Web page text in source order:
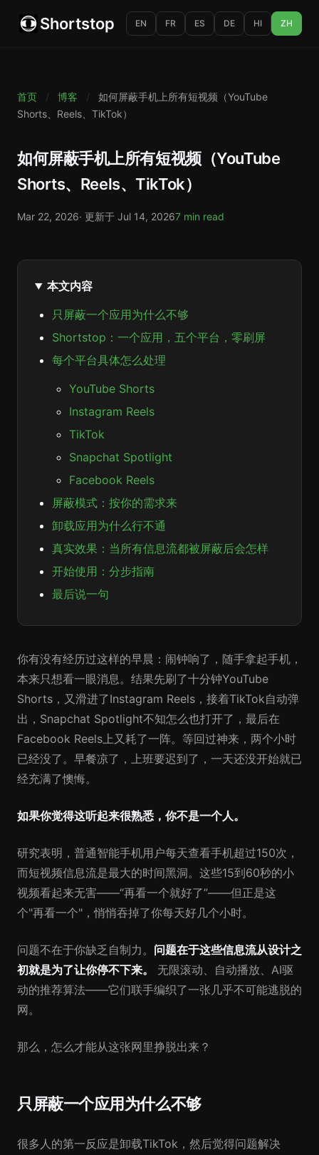
Shortstop EN FR ES DE HI ZH
首页 / 博客 /
如何屏蔽手机上所有短视频（YouTube
Shorts、Reels、TikTok）
如何屏蔽手机上所有短视频（YouTube
Shorts、Reels、TikTok）
Mar 22, 2026· 更新于 Jul 14, 20267 min read
本文内容
只屏蔽一个应用为什么不够
Shortstop：一个应用，五个平台，零刷屏
每个平台具体怎么处理
YouTube Shorts
Instagram Reels
TikTok
Snapchat Spotlight
Facebook Reels
屏蔽模式：按你的需求来
卸载应用为什么行不通
真实效果：当所有信息流都被屏蔽后会怎样
开始使用：分步指南
最后说一句
你有没有经历过这样的早晨：闹钟响了，随手拿起手机，
本来只想看一眼消息。结果先刷了十分钟YouTube
Shorts，又滑进了Instagram Reels，接着TikTok自动弹
出，Snapchat Spotlight不知怎么也打开了，最后在
Facebook Reels上又耗了一阵。等回过神来，两个小时
已经没了。早餐凉了，上班要迟到了，一天还没开始就已
经充满了懊悔。
如果你觉得这听起来很熟悉，你不是一个人。
研究表明，普通智能手机用户每天查看手机超过150次，
而短视频信息流是最大的时间黑洞。这些15到60秒的小
视频看起来无害——“再看一个就好了”——但正是这
个"再看一个"，悄悄吞掉了你每天好几个小时。
问题不在于你缺乏自制力。 问题在于这些信息流从设计之
初就是为了让你停不下来。
无限滚动、自动播放、AI驱
动的推荐算法——它们联手编织了一张几乎不可能逃脱的
网。
那么，怎么才能从这张网里挣脱出来？
只屏蔽一个应用为什么不够
很多人的第一反应是卸载TikTok，然后觉得问题解决